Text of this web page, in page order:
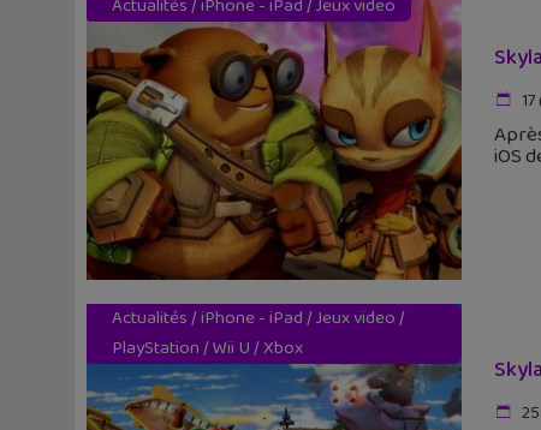
Actualités/iPhone - iPad/Jeux video
iOS
Actualités/iPhone - iPad/Jeux video/
PlayStation/Wii U/Xbox